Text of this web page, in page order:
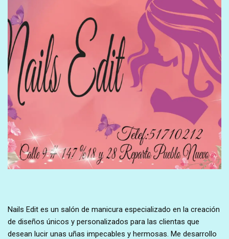
Nails Edit es un salón de manicura especializado en la creación
de diseños únicos y personalizados para las clientas que
desean lucir unas uñas impecables y hermosas. Me desarrollo